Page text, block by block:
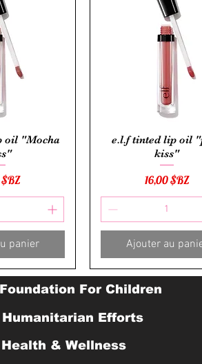
oil "Mocha
$BZ
panier
Aperçu rapide
e.l.f tinted lip oil
kiss"
Prix
16,00 $BZ
Ajouter au
Foundation For Children
Humanitarian Efforts
Health & Wellness